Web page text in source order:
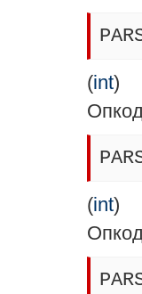
(int)
(int)